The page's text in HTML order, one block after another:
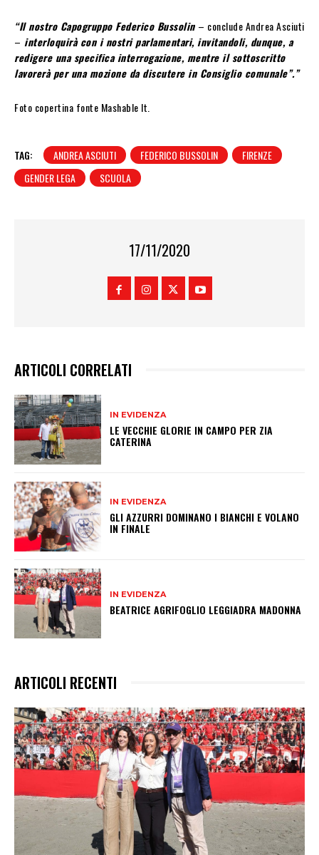
“Il nostro Capogruppo Federico Bussolin – conclude Andrea Asciuti
– interloquirà con i nostri parlamentari, invitandoli, dunque, a
redigere una specifica interrogazione, mentre il sottoscritto
lavorerà per una mozione da discutere in Consiglio comunale”.”
Foto copertina fonte Mashable It.
TAG: ANDREA ASCIUTI FEDERICO BUSSOLIN
FIRENZE
GENDER LEGA
SCUOLA
17/11/2020
ARTICOLI CORRELATI
IN EVIDENZA
LE VECCHIE GLORIE IN CAMPO PER ZIA
CATERINA
IN EVIDENZA
GLI AZZURRI DOMINANO I BIANCHI E VOLANO
IN FINALE
IN EVIDENZA
BEATRICE AGRIFOGLIO LEGGIADRA MADONNA
ARTICOLI RECENTI